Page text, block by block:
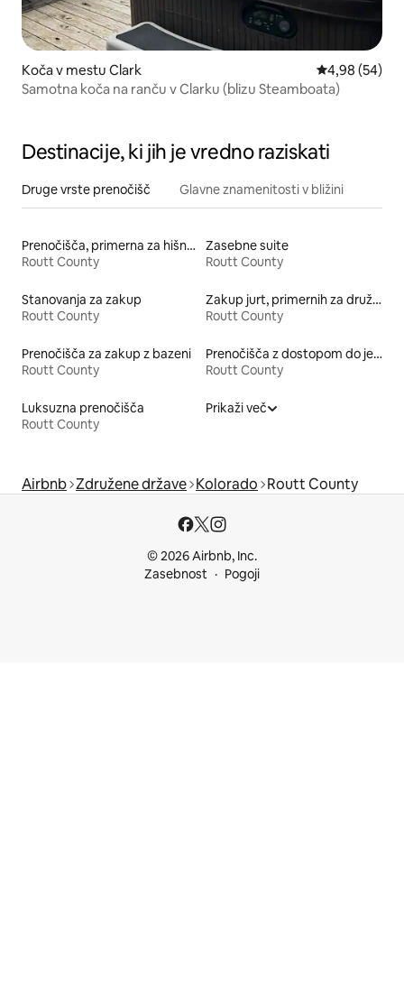
Koča v mestu Clark Povprečna
4,98 (54)
Samotna koča na ranču v Clarku (blizu Steamboata)
Destinacije, ki jih je vredno raziskati
Druge vrste prenočišč Glavne znamenitosti v bližini
Prenočišča, primerna za hišne ljubljenčke
Routt County
Zasebne suite
Routt County
Stanovanja za zakup
Routt County
Zakup jurt, primernih za družine
Routt County
Prenočišča za zakup z bazeni
Routt County
Prenočišča z dostopom do jezera
Routt County
Luksuzna prenočišča
Routt County
Prikaži več
Airbnb Združene države Kolorado Routt County
© 2026 Airbnb, Inc.
Zasebnost
Pogoji